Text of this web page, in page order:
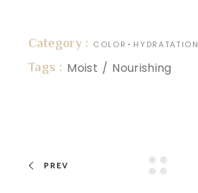
Category : COLOR HYDRATATION
Tags : Moist Nourishing
PREV